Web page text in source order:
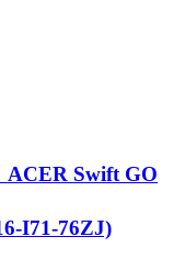
ACER Swift GO
I71-76ZJ)